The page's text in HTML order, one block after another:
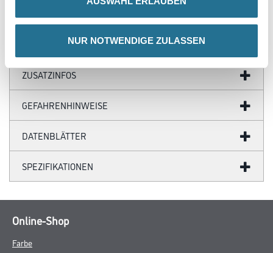
NUR NOTWENDIGE ZULASSEN
ZUSATZINFOS
GEFAHRENHINWEISE
DATENBLÄTTER
SPEZIFIKATIONEN
Online-Shop
Farbe